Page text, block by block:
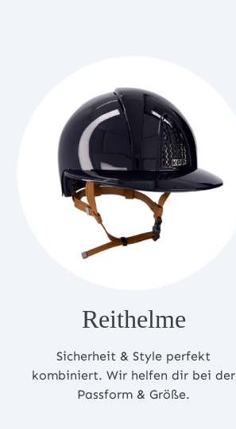
Reithelme
Sicherheit & Style perfekt
kombiniert. Wir helfen dir bei der
Passform & Größe.